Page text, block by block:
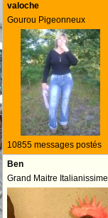
valoche
Gourou Pigeonneux
10855 messages postés
Ben
Grand Maitre Italianissime